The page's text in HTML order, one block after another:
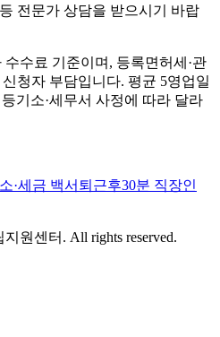
전문가 상담을 받으시기 바랍
수료 기준이며, 등록면허세·관
청자 부담입니다. 평균 5영업일
기소·세무서 사정에 따라 달라
·세금 백서 퇴근후30분 직장인
원센터. All rights reserved.